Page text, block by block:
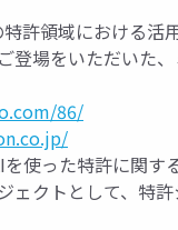
許領域における活
登場をいただいた
86/
使った特許に関す
ェクトとして、特